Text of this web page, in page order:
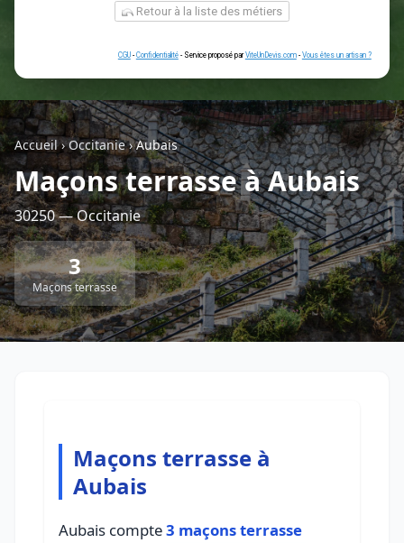
ou
Géolocalisez-moi automatiquement !
Retour à la liste des métiers
CGU - Confidentialité - Service proposé parViteUnDevis.com-Vous
Accueil›Occitanie›Aubais
Maçons terrasse à Aubais
30250 — Occitanie
3
Maçons terrasse
Maçons terrasse à
Aubais
Aubais compte3 maçons terrasse